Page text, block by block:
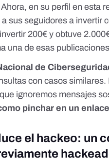
Ahora, en su perfil en esta
sus seguidores a invertir
200€ y obtuve
una de esas
de
con casos
ignoremos mensajes
pinchar en un
el hackeo: un